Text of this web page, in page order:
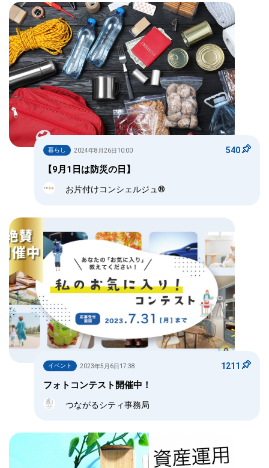
暮らし 2024年8月26日10:00 540
【9月1日は防災の日】
お片付けコンシェルジュ®
イベント 2023年5月6日17:38 1211
フォトコンテスト開催中！
つながるシティ事務局